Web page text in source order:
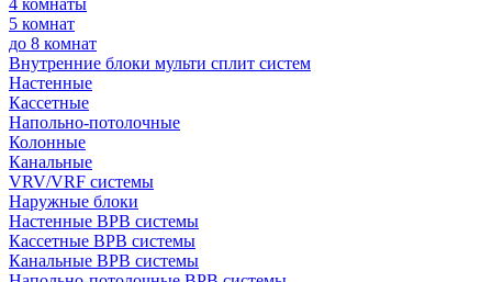
4 комнаты
5 комнат
до 8 комнат
Внутренние блоки мульти сплит систем
Настенные
Кассетные
Напольно-потолочные
Колонные
Канальные
VRV/VRF системы
Наружные блоки
Настенные ВРВ системы
Кассетные ВРВ системы
Канальные ВРВ системы